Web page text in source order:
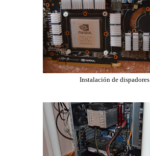
Instalación de dispadores